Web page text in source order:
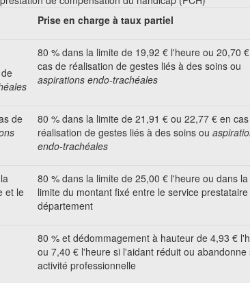
Prise en charge à taux partiel
80 % dans la limite de 19,92 € l'heure ou 20,70 €
cas de réalisation de gestes liés à des soins ou
aspirations endo-trachéales
de
80 % dans la limite de 21,91 € ou 22,77 € en
réalisation de gestes liés à des soins ou
endo-trachéales
et le
80 % dans la limite de 25,00 € l'heure ou dans la
limite du montant fixé entre le service
département
80 % et dédommagement à hauteur de 4,93 €
ou 7,40 € l'heure si l'aidant réduit ou abandonne
activité professionnelle